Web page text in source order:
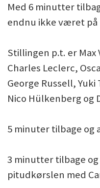
Med 6 minutter
endnu ikke været på
Stillingen p.t. er
Charles Leclerc,
George Russell,
Nico Hülkenberg og
5 minuter tilbage og
3 minutter tilbage
pitudkørslen med